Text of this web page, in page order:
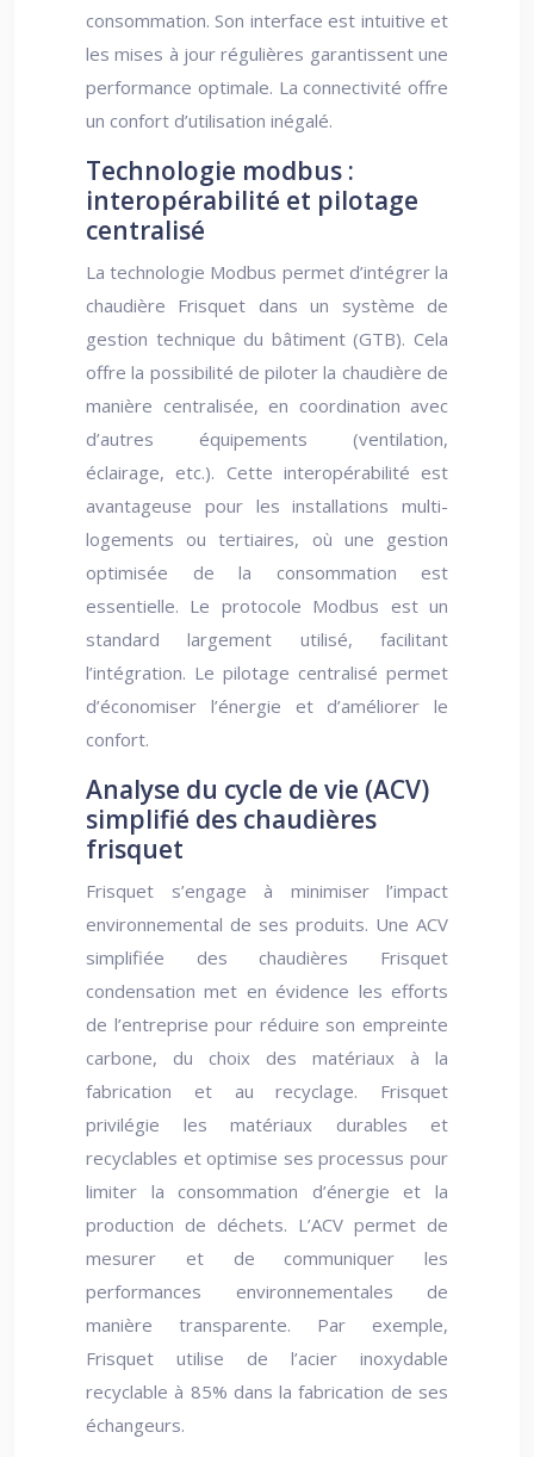
consommation. Son interface est intuitive et
les mises à jour régulières garantissent une
performance optimale. La connectivité offre
un confort d’utilisation inégalé.
Technologie modbus :
interopérabilité et pilotage
centralisé
La technologie Modbus permet d’intégrer la
chaudière Frisquet dans un système de
gestion technique du bâtiment (GTB). Cela
offre la possibilité de piloter la chaudière de
manière centralisée, en coordination avec
d’autres équipements (ventilation,
éclairage, etc.). Cette interopérabilité est
avantageuse pour les installations multi-
logements ou tertiaires, où une gestion
optimisée de la consommation est
essentielle. Le protocole Modbus est un
standard largement utilisé, facilitant
l’intégration. Le pilotage centralisé permet
d’économiser l’énergie et d’améliorer le
confort.
Analyse du cycle de vie (ACV)
simplifié des chaudières
frisquet
Frisquet s’engage à minimiser l’impact
environnemental de ses produits. Une ACV
simplifiée des chaudières Frisquet
condensation met en évidence les efforts
de l’entreprise pour réduire son empreinte
carbone, du choix des matériaux à la
fabrication et au recyclage. Frisquet
privilégie les matériaux durables et
recyclables et optimise ses processus pour
limiter la consommation d’énergie et la
production de déchets. L’ACV permet de
mesurer et de communiquer les
performances environnementales de
manière transparente. Par exemple,
Frisquet utilise de l’acier inoxydable
recyclable à 85% dans la fabrication de ses
échangeurs.